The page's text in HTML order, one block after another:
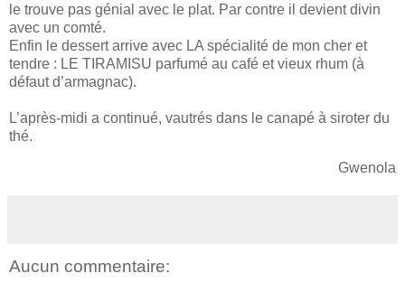
le trouve pas génial avec le plat. Par contre il devient divin
avec un comté.
Enfin le dessert arrive avec LA spécialité de mon cher et
tendre : LE TIRAMISU parfumé au café et vieux rhum (à
défaut d’armagnac).
L’après-midi a continué, vautrés dans le canapé à siroter du
thé.
Gwenola
Aucun commentaire: